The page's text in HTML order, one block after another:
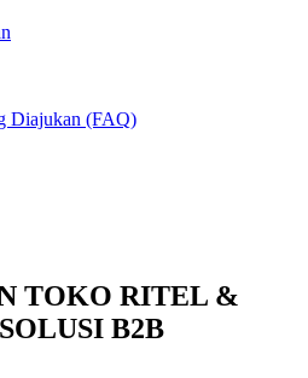
Diajukan (FAQ)
TOKO RITEL &
B2B